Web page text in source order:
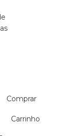
Comprar
Carrinho